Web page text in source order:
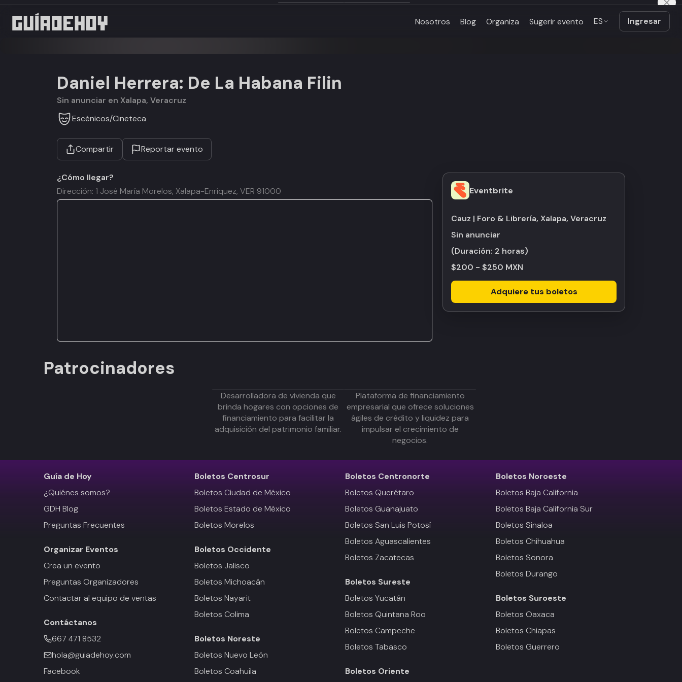
Nosotros Blog Organiza Sugerir evento ES Ingresar
Daniel Herrera: De La Habana Filin
Sin anunciar en Xalapa, Veracruz
Escénicos/Cineteca
Compartir Reportar evento
Eventbrite
Cauz | Foro & Librería, Xalapa, Veracruz
Sin anunciar
(Duración: 2 horas)
$200 - $250 MXN
Adquiere tus boletos
¿Cómo llegar?
Dirección: 1 José María Morelos, Xalapa-Enríquez, VER 91000
Patrocinadores
Desarrolladora de vivienda que
brinda hogares con opciones de
financiamiento para facilitar la
adquisición del patrimonio familiar.
Plataforma de financiamiento
empresarial que ofrece soluciones
ágiles de crédito y liquidez para
impulsar el crecimiento de
negocios.
Guía de Hoy
¿Quiénes somos?
GDH Blog
Preguntas Frecuentes
Organizar Eventos
Crea un evento
Preguntas Organizadores
Contactar al equipo de ventas
Contáctanos
667 471 8532
hola@guiadehoy.com
Facebook
Boletos Centrosur
Boletos Ciudad de México
Boletos Estado de México
Boletos Morelos
Boletos Occidente
Boletos Jalisco
Boletos Michoacán
Boletos Nayarit
Boletos Colima
Boletos Noreste
Boletos Nuevo León
Boletos Coahuila
Boletos Centronorte
Boletos Querétaro
Boletos Guanajuato
Boletos San Luis Potosí
Boletos Aguascalientes
Boletos Zacatecas
Boletos Sureste
Boletos Yucatán
Boletos Quintana Roo
Boletos Campeche
Boletos Tabasco
Boletos Oriente
Boletos Noroeste
Boletos Baja California
Boletos Baja California Sur
Boletos Sinaloa
Boletos Chihuahua
Boletos Sonora
Boletos Durango
Boletos Suroeste
Boletos Oaxaca
Boletos Chiapas
Boletos Guerrero